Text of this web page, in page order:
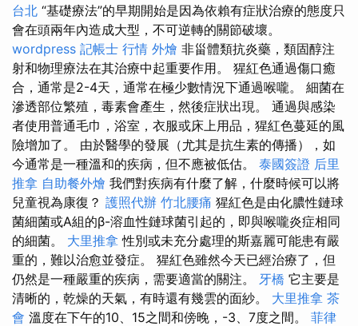
台北 “基礎療法”的早期開始是因為依賴有症狀治療的態度只
會在頭兩年內造成大型，不可逆轉的關節破壞。
wordpress 記帳士 行情 外燴 非甾體類抗炎藥，類固醇注
射和物理療法在其治療中起重要作用。 猩紅色通過傷口癒
合，通常是2-4天，通常在極少數情況下通過喉嚨。 細菌在
滲透部位繁殖，毒素會產生，然後症狀出現。 通過與感染
者使用普通毛巾，浴室，衣服或床上用品，猩紅色蔓延的風
險增加了。 由於醫學的發展（尤其是抗生素的傳播），如
今通常是一種溫和的疾病，但不應被低估。 泰國簽證 后里
推拿 自助餐外燴 我們對疾病有什麼了解，什麼時候可以將
兒童視為康復？ 護照代辦 竹北腰痛 猩紅色是由化膿性鏈球
菌細菌或A組的β-溶血性鏈球菌引起的，即與喉嚨炎症相同
的細菌。 大里推拿 性別或未充分處理的斯嘉麗可能患有嚴
重的，難以治愈並發症。 猩紅色雖然今天已經治療了，但
仍然是一種嚴重的疾病，需要適當的關注。 牙橋 它主要是
清晰的，乾燥的天氣，有時還有幾雲的面紗。 大里推拿 茶
會 溫度在下午的10、15之間和傍晚，-3、7度之間。 菲律